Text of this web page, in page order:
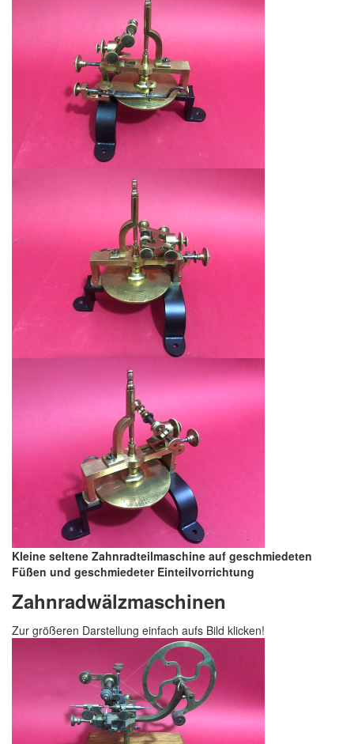
Kleine seltene Zahnradteilmaschine auf geschmiedeten
Füßen und geschmiedeter Einteilvorrichtung
Zahnradwälzmaschinen
Zur größeren Darstellung einfach aufs Bild klicken!